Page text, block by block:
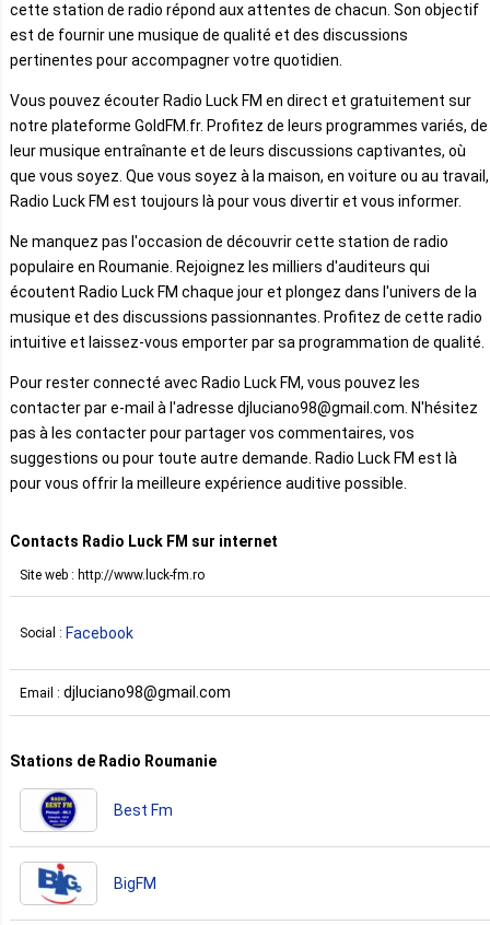
cette station de radio répond aux attentes de chacun. Son objectif
est de fournir une musique de qualité et des discussions
pertinentes pour accompagner votre quotidien.
Vous pouvez écouter Radio Luck FM en direct et gratuitement sur
notre plateforme GoldFM.fr. Profitez de leurs programmes variés, de
leur musique entraînante et de leurs discussions captivantes, où
que vous soyez. Que vous soyez à la maison, en voiture ou au travail,
Radio Luck FM est toujours là pour vous divertir et vous informer.
Ne manquez pas l'occasion de découvrir cette station de radio
populaire en Roumanie. Rejoignez les milliers d'auditeurs qui
écoutent Radio Luck FM chaque jour et plongez dans l'univers de la
musique et des discussions passionnantes. Profitez de cette radio
intuitive et laissez-vous emporter par sa programmation de qualité.
Pour rester connecté avec Radio Luck FM, vous pouvez les
contacter par e-mail à l'adresse djluciano98@gmail.com. N'hésitez
pas à les contacter pour partager vos commentaires, vos
suggestions ou pour toute autre demande. Radio Luck FM est là
pour vous offrir la meilleure expérience auditive possible.
Contacts Radio Luck FM sur internet
Site web : http://www.luck-fm.ro
Social : Facebook
Email : djluciano98@gmail.com
Stations de Radio Roumanie
Best Fm
BigFM